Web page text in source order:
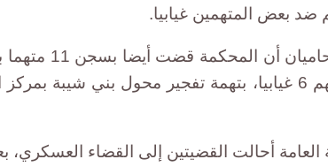
بعض المتهمين غيابيا.
سنوات، بينهم 6 غيابيا، بتهمة تفجير محول بني شيبة
العامة أحالت القضيتين إلى القضاء